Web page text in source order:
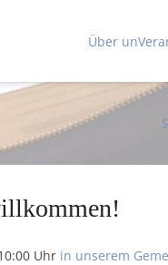
Über uns
Uhr in unserem